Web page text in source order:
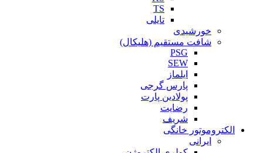
TS
تایلی
خورشیدی
شافت مستقیم (هلیکال)
PSG
SEW
ایلماز
پارس گرجی
پولادین پارت
رضایت
شریف
الکتروموتور خانگی
ایرانی